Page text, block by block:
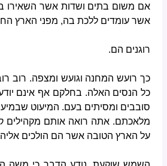
אם משום בתים ושדות אשר השאירו
אשר עומדים ללכת בה, מפני הארץ
רוגנים הם.
כך רועש המחנה וגועש ומצפה. רוב
כל הנסים האלה. בחלקם אף אינם
סובבים ומסיתים בעם. המיעוט
מלאכתם. אתה רואה אותם מקהילים
על הארץ הטובה אשר הם הולכים